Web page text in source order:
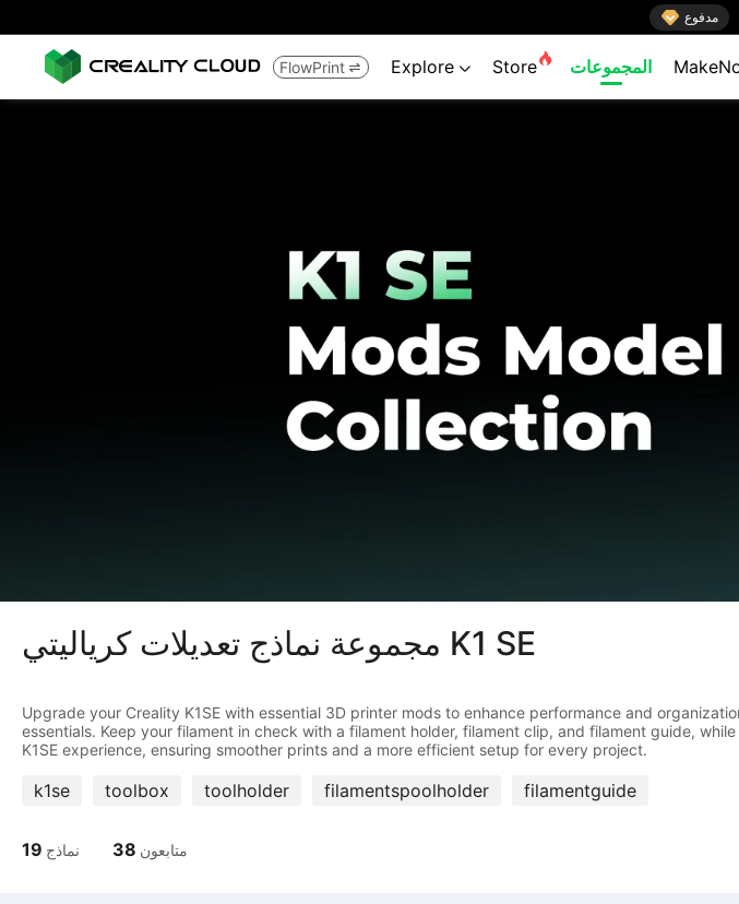
 مدفوع
FlowPrint  Explore  Store المجموعات
مجموعة نماذج تعديلات كرياليتي K1 SE
Upgrade your Creality K1SE with essential 3D printer mods to enhance performance and
essentials. Keep your filament in check with a filament holder, filament clip, and filament guide,
k1se toolbox toolholder filamentspoolholder filamentguide
19 نماذج 38 متابعون